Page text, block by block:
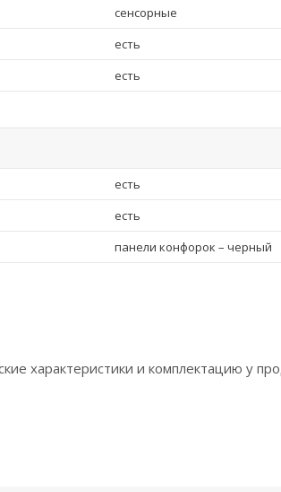
сенсорные
есть
есть
есть
есть
панели конфорок – черный
характеристики и комплектацию у